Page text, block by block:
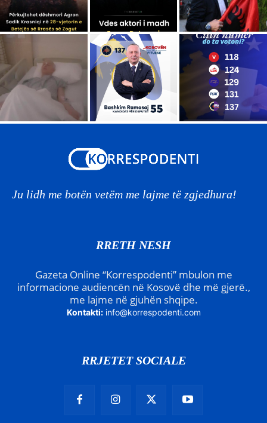
Ju lidh me botën vetëm me lajme të zgjedhura!
RRETH NESH
Gazeta Online “Korrespodenti” mbulon me
informacione audiencën në Kosovë dhe më gjerë.,
me lajme në gjuhën shqipe.
Kontakti: info@korrespodenti.com
RRJETET SOCIALE